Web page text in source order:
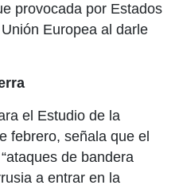
provocada por Estados
Europea al darle
el Estudio de la
febrero, señala que el
de bandera
a entrar en la